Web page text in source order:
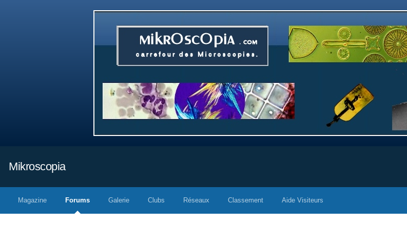
Mikroscopia
Magazine Forums Galerie Clubs Réseaux Classement Aide Visiteurs